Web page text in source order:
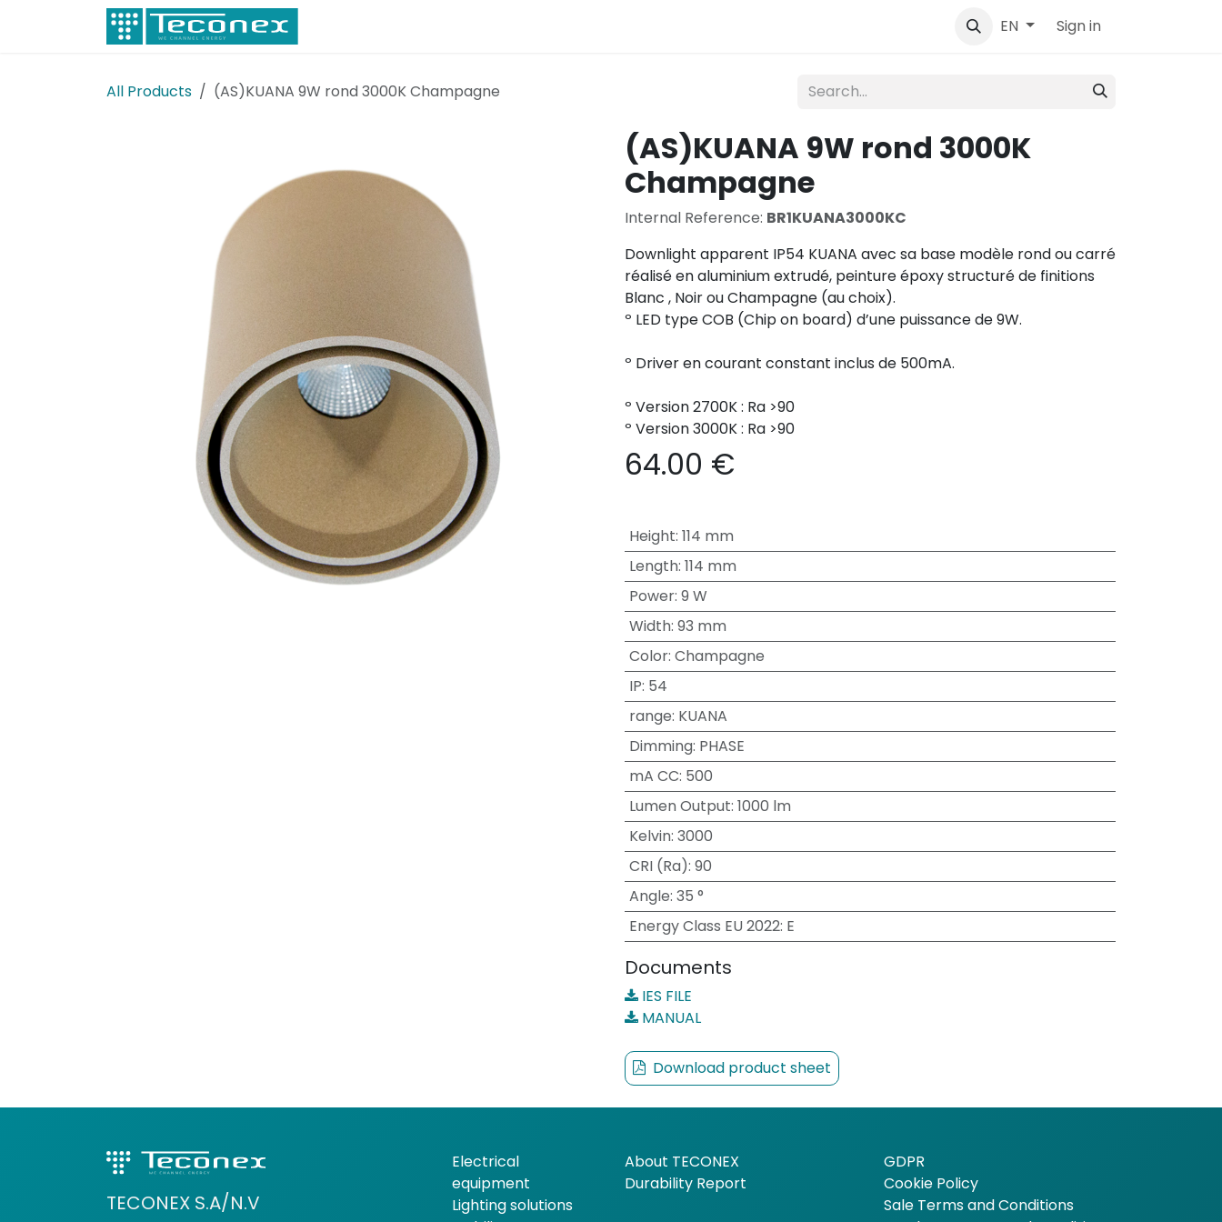
Skip to Content
EN Sign in
All Products (AS)KUANA 9W rond 3000K Champagne
(AS)KUANA 9W rond 3000K
Champagne
Internal Reference: BR1KUANA3000KC
Downlight apparent IP54 KUANA avec sa base modèle rond ou carré
réalisé en aluminium extrudé, peinture époxy structuré de finitions
Blanc , Noir ou Champagne (au choix).
º LED type COB (Chip on board) d’une puissance de 9W.
º Driver en courant constant inclus de 500mA.
º Version 2700K : Ra >90
º Version 3000K : Ra >90
64.00 €
Height: 114 mm
Length: 114 mm
Power: 9 W
Width: 93 mm
Color: Champagne
IP: 54
range: KUANA
Dimming: PHASE
mA CC: 500
Lumen Output: 1000 lm
Kelvin: 3000
CRI (Ra): 90
Angle: 35 °
Energy Class EU 2022: E
Documents
IES FILE
MANUAL
Download product sheet
TECONEX S.A/N.V
Electrical
equipment
Lighting solutions
About TECONEX
Durability Report
GDPR
Cookie Policy
Sale Terms and Conditions